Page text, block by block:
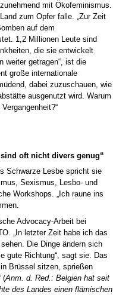
mit Ökofeminismus.
zum Opfer falle. „Zur Zeit
auf dem
1,2 Millionen Leute sind
die sie entwickelt
weiter getragen“, ist die
große internationale
dabei zuzuschauen, wie
ausgenutzt wird. Warum
oft nicht divers genug“
Schwarze Lesbe spricht sie
Sexismus, Lesbo- und
Workshops. „Ich raune ins
Advocacy-Arbeit bei
„In letzter Zeit habe ich das
Die Dinge ändern sich
gute Richtung“, sagt sie. Das
Brüssel sitzen, sprießen
(Anm. d. Red.: Belgien hat seit
des Landes einen flämischen